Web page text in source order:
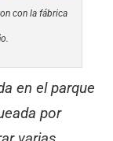
con la fábrica
en el parque
por